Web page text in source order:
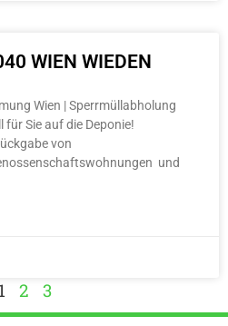
WIEN WIEDEN
Wien | Sperrmüllabholung
für Sie auf die Deponie!
von
und
1 2 3